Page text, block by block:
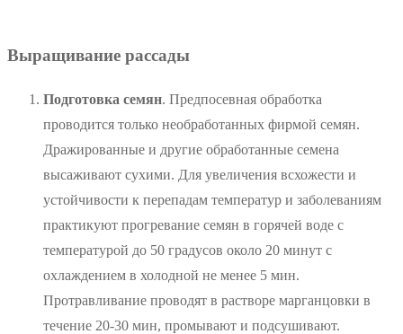
Выращивание рассады
Подготовка семян. Предпосевная обработка
проводится только необработанных фирмой семян.
Дражированные и другие обработанные семена
высаживают сухими. Для увеличения всхожести и
устойчивости к перепадам температур и заболеваниям
практикуют прогревание семян в горячей воде с
температурой до 50 градусов около 20 минут с
охлаждением в холодной не менее 5 мин.
Протравливание проводят в растворе марганцовки в
течение 20-30 мин, промывают и подсушивают.